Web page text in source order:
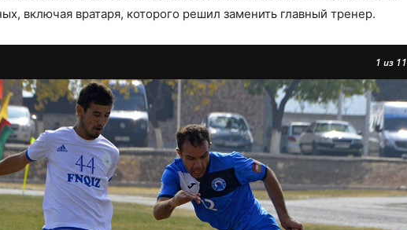
включая вратаря, которого решил заменить главный тренер.
1 из 11